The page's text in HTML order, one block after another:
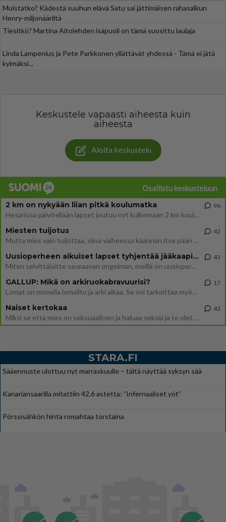
Muistatko? Kädestä suuhun elävä Satu sai jättimäisen rahasalkun
Henry-miljonääriltä
Tiesitkö? Martina Aitolehden isäpuoli on tämä suosittu laulaja
Linda Lampenius ja Pete Parkkonen yllättävät yhdessä - Tämä ei jätä
kylmäksi...
Keskustele vapaasti aiheesta kuin
aiheesta
Aloita keskustelu
Osallistu keskusteluun
2 km on nykyään liian pitkä koulumatka
Hesarissa päivitellään lapset joutuu nyt kulkemaan 2 km kouluun jösses. Ruostefillarilla tuo matka menee vaikka miten äk
96
Miesten tuijotus
Mutta mies vain tuijottaa, siinä vaiheessa käännän itse pään pois. Mikä juttu? Yleensä jos joku tuijottaa tai katsoo, hä
42
Uusioperheen aikuiset lapset tyhjentää jääkaapin käydessään
Miten selvittäisitte seuraavan ongelman, meillä on uusioperhe, minulla teini-ikäiset lapset ja puolisolla aikuiset, jotk
43
GALLUP: Mikä on arkiruokabravuurisi?
Lomat on monella lomailtu ja arki alkaa. Se voi tarkoittaa myös sitä, että grillailut on grillattu ja palataan arjen ruo
17
Naiset kertokaa
Miksi se että mies on seksuaalinen ja haluaa seksiä ja te olette hänen mielestänne haluttava on vastenmielistä? Mikä sii
43
STARA.FI
Sääennuste ulottuu nyt marraskuulle – tältä näyttää syksyn sää
Kanariansaarilla mitattiin 42,6 astetta: ”Infernaaliset yöt”
Pörssisähkön hinta romahtaa torstaina